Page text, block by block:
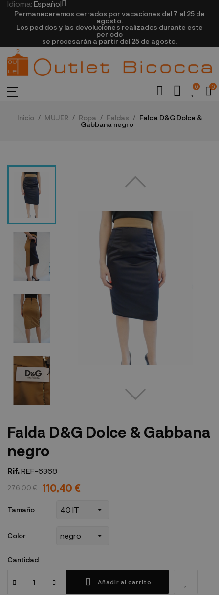
Idioma: Español
Permaneceremos cerrados por vacaciones del 7 al 25 de
agosto.
Los pedidos y las devoluciones realizados durante este
periodo
se procesarán a partir del 25 de agosto.
0 0
Inicio MUJER Ropa Faldas
Falda D&G Dolce &
Gabbana negro
Falda D&G Dolce & Gabbana
negro
Rif.REF-6368
276,00 € 110,40 €
Tamaño
Color
Cantidad
Añadir al carrito